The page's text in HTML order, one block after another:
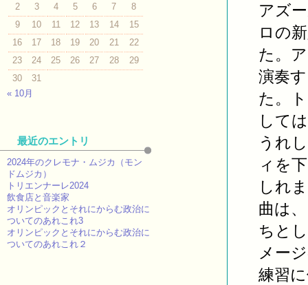
アズ
ロの
た。
演奏
た。
して
うれ
ィを
しれ
曲は
ちと
メー
練習
2
3 4 5 6 7
8
9
10 11 12 13 14
15
16
17 18 19 20 21
22
23
24 25 26 27 28
29
30
31
« 10月
最近のエントリ
2024年のクレモナ・ムジカ（モン
ドムジカ）
トリエンナーレ2024
飲食店と音楽家
オリンピックとそれにからむ政治に
ついてのあれこれ3
オリンピックとそれにからむ政治に
ついてのあれこれ２